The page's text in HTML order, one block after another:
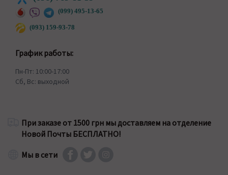
(099) 495-13-65
(093) 159-93-78
График работы:
Пн-Пт: 10:00-17:00
Сб, Вс: выходной
При заказе от 1500 грн мы доставляем на отделение
Новой Почты БЕСПЛАТНО!
Мы в сети